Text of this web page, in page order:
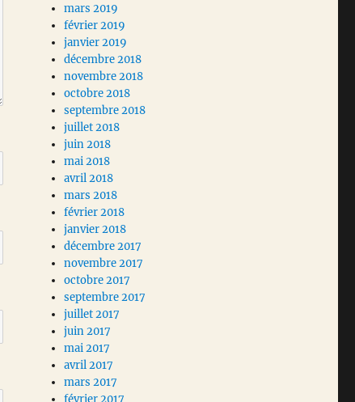
mars 2019
février 2019
janvier 2019
décembre 2018
novembre 2018
octobre 2018
septembre 2018
juillet 2018
juin 2018
mai 2018
avril 2018
mars 2018
février 2018
janvier 2018
décembre 2017
novembre 2017
octobre 2017
septembre 2017
juillet 2017
juin 2017
mai 2017
avril 2017
mars 2017
février 2017